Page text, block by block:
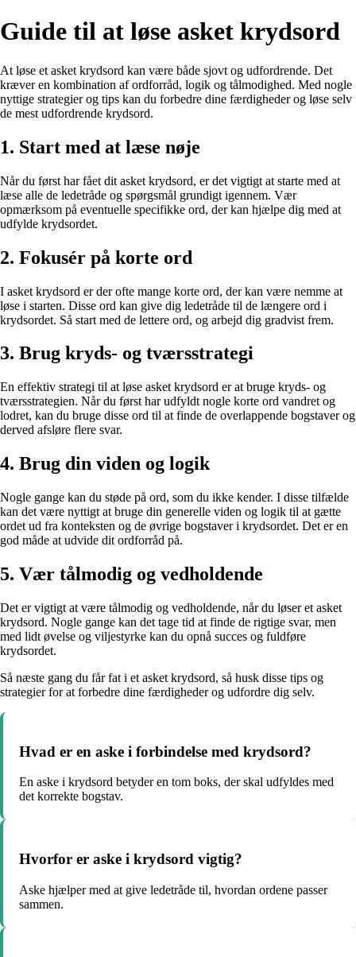
Guide til at løse asket krydsord
At løse et asket krydsord kan være både sjovt og udfordrende. Det
kræver en kombination af ordforråd, logik og tålmodighed. Med nogle
nyttige strategier og tips kan du forbedre dine færdigheder og løse selv
de mest udfordrende krydsord.
1. Start med at læse nøje
Når du først har fået dit asket krydsord, er det vigtigt at starte med at
læse alle de ledetråde og spørgsmål grundigt igennem. Vær
opmærksom på eventuelle specifikke ord, der kan hjælpe dig med at
udfylde krydsordet.
2. Fokusér på korte ord
I asket krydsord er der ofte mange korte ord, der kan være nemme at
løse i starten. Disse ord kan give dig ledetråde til de længere ord i
krydsordet. Så start med de lettere ord, og arbejd dig gradvist frem.
3. Brug kryds- og tværsstrategi
En effektiv strategi til at løse asket krydsord er at bruge kryds- og
tværsstrategien. Når du først har udfyldt nogle korte ord vandret og
lodret, kan du bruge disse ord til at finde de overlappende bogstaver og
derved afsløre flere svar.
4. Brug din viden og logik
Nogle gange kan du støde på ord, som du ikke kender. I disse tilfælde
kan det være nyttigt at bruge din generelle viden og logik til at gætte
ordet ud fra konteksten og de øvrige bogstaver i krydsordet. Det er en
god måde at udvide dit ordforråd på.
5. Vær tålmodig og vedholdende
Det er vigtigt at være tålmodig og vedholdende, når du løser et asket
krydsord. Nogle gange kan det tage tid at finde de rigtige svar, men
med lidt øvelse og viljestyrke kan du opnå succes og fuldføre
krydsordet.
Så næste gang du får fat i et asket krydsord, så husk disse tips og
strategier for at forbedre dine færdigheder og udfordre dig selv.
Hvad er en aske i forbindelse med krydsord?
En aske i krydsord betyder en tom boks, der skal udfyldes med
det korrekte bogstav.
Hvorfor er aske i krydsord vigtig?
Aske hjælper med at give ledetråde til, hvordan ordene passer
sammen.